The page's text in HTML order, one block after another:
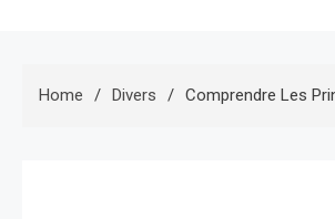
Home Divers Comprendre Les